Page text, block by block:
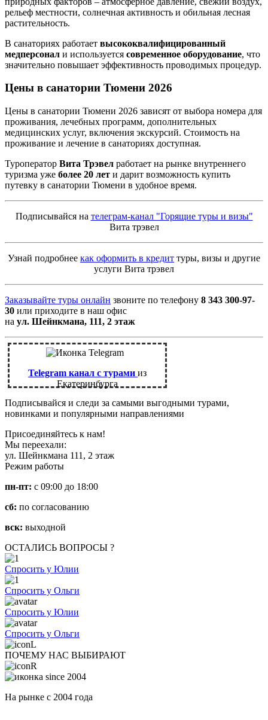
рельеф местности, солнечная активность и обильная лесная
растительность.
В санаториях работает высококвалифицированный
медперсонал и используется современное оборудование, что
значительно повышает эффективность проводимых процедур.
Цены в санатории Тюмени 2026
Цены в санатории Тюмени 2026 зависят от выбора номера для
проживания, лечебных программ, дополнительных
медицинских услуг, включения экскурсий. Стоимость на
проживание и лечение в санаториях доступная.
Туроператор Вита Трэвел работает на рынке внутреннего
туризма уже более 20 лет и дарит возможность купить
путевку в санатории Тюмени в удобное время.
Подписывайся на телеграм-канал "Горящие туры и визы"
Вита трэвел
Узнай подробнее как оформить в кредит туры, визы и другие
услуги Вита трэвел
Заказывайте туры онлайн звоните по телефону 8 343 300-97-
30 или приходите в наш офис
на ул. Шейнкмана, 111, 2 этаж
Telegram канал с турами из
Екатеринбурга
Подписывайся и следи за самыми выгодными турами,
новинками и популярными направлениями
Присоединяйтесь к нам!
Мы переехали:
ул. Шейнкмана 111, 2 этаж
Режим работы
пн-пт: с 09:00 до 18:00
сб: по согласованию
вск: выходной
ОСТАЛИСЬ ВОПРОСЫ ?
Спросить у Юлии
Спросить у Ольги
Спросить у Юлии
Спросить у Ольги
ПОЧЕМУ НАС ВЫБИРАЮТ
На рынке с 2004 года